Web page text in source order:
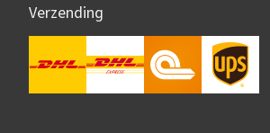
Verzending